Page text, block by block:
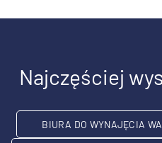
Najczęściej
BIURA DO WYNAJĘCIA